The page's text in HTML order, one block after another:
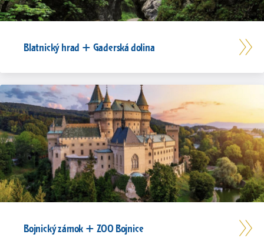
Blatnický hrad + Gaderská dolina
Bojnický zámok + ZOO Bojnice